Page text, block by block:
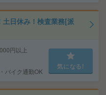
日休み！検査業務[派
円以上
バイク通勤OK
気になる!